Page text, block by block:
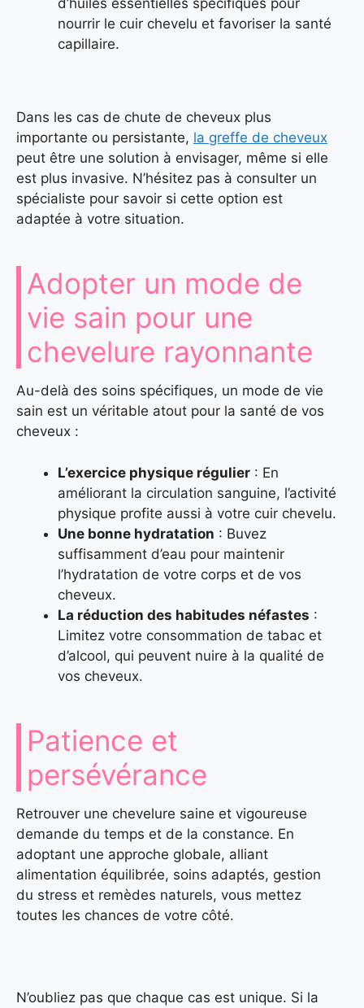
nourrir le cuir chevelu et favoriser la santé
capillaire.
Dans les cas de chute de cheveux plus
importante ou persistante, la greffe de cheveux
peut être une solution à envisager, même si elle
est plus invasive. N’hésitez pas à consulter un
spécialiste pour savoir si cette option est
adaptée à votre situation.
Adopter un mode de
vie sain pour une
chevelure rayonnante
Au-delà des soins spécifiques, un mode de vie
sain est un véritable atout pour la santé de vos
cheveux :
L’exercice physique régulier : En
améliorant la circulation sanguine, l’activité
physique profite aussi à votre cuir chevelu.
Une bonne hydratation : Buvez
suffisamment d’eau pour maintenir
l’hydratation de votre corps et de vos
cheveux.
La réduction des habitudes néfastes :
Limitez votre consommation de tabac et
d’alcool, qui peuvent nuire à la qualité de
vos cheveux.
Patience et
persévérance
Retrouver une chevelure saine et vigoureuse
demande du temps et de la constance. En
adoptant une approche globale, alliant
alimentation équilibrée, soins adaptés, gestion
du stress et remèdes naturels, vous mettez
toutes les chances de votre côté.
N’oubliez pas que chaque cas est unique. Si la